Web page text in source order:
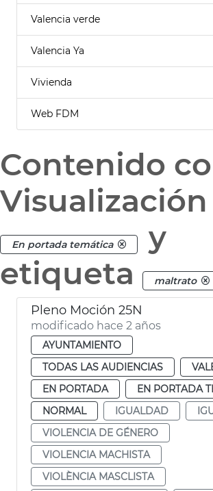
Valencia verde
Valencia Ya
Vivienda
Web FDM
Contenido
Visualización
En portada temática
y
etiqueta
maltrato
Pleno Moción 25N
modificado hace 2 años
AYUNTAMIENTO
TODAS LAS AUDIENCIAS
EN PORTADA
EN PORTADA
NORMAL
IGUALDAD
VIOLENCIA DE GÉNERO
VIOLENCIA MACHISTA
VIOLÈNCIA MASCLISTA